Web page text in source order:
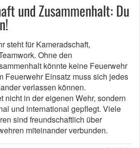
und Zusammenhalt: Du
steht für Kameradschaft,
Ohne den
könnte keine Feuerwehr
Feuerwehr Einsatz muss sich jedes
verlassen können.
nicht in der eigenen Wehr, sondern
und international gepflegt. Viele
sind freundschaftlich über
miteinander verbunden.